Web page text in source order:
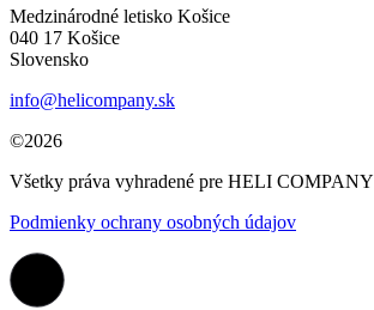
Medzinárodné letisko Košice
040 17 Košice
Slovensko
info@helicompany.sk
©2026
Všetky práva vyhradené pre HELI COMPANY
Podmienky ochrany osobných údajov